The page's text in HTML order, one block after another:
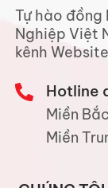
Tự hào đồng
Nghiệp Việt
kênh Website
Hotline
Miền
Miền